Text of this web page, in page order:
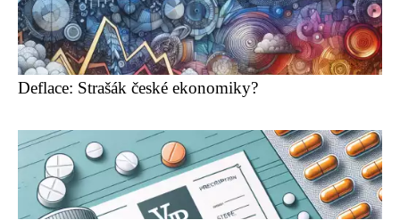
Deflace: Strašák české ekonomiky?